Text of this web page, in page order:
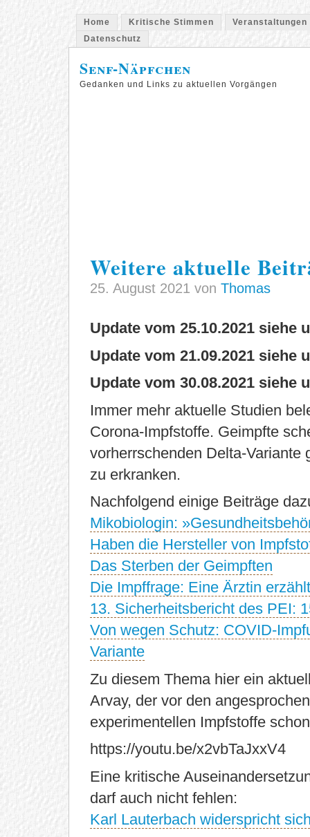
Home Kritische Stimmen
Veranstaltungen
Datenschutz
Senf-Näpfchen
Gedanken und Links zu aktuellen Vorgängen
Weitere aktuelle
25. August 2021 von Thomas
Update vom 25.10.2021 siehe
Update vom 21.09.2021 siehe
Update vom 30.08.2021 siehe
Immer mehr aktuelle Studien
Corona-Impfstoffe. Geimpfte
vorherrschenden Delta-Variante
zu erkranken.
Nachfolgend einige Beiträge
Mikobiologin:
Haben die Hersteller von
Das Sterben der Geimpften
Die Impffrage: Eine Ärztin erzählt
13. Sicherheitsbericht des PEI:
Von wegen Schutz: COVID-
Variante
Zu diesem Thema hier ein
Arvay, der vor den
experimentellen Impfstoffe
https://youtu.be/x2vbTaJxxV4
Eine kritische
darf auch nicht fehlen:
Karl Lauterbach widerspricht